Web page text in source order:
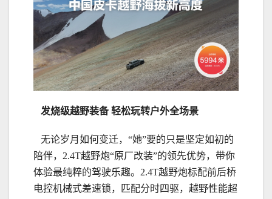
发烧级越野装备轻松玩转户外全场景
无论岁月如何变迁，“她”要的只是坚定如初的
陪伴，2.4T越野炮“原厂改装”的领先优势，带你
体验最纯粹的驾驶乐趣。2.4T越野炮标配前后桥
电控机械式差速锁，匹配分时四驱，越野性能超